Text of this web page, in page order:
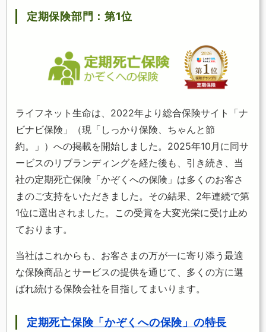
定期保険部門：第1位
ライフネット生命は、2022年より総合保険サイト「ナ
ビナビ保険」（現「しっかり保険、ちゃんと節
約。」）への掲載を開始しました。2025年10月に同サ
ービスのリブランディングを経た後も、引き続き、当
社の定期死亡保険「かぞくへの保険」は多くのお客さ
まのご支持をいただきました。その結果、2年連続で第
1位に選出されました。この受賞を大変光栄に受け止め
ております。
当社はこれからも、お客さまの万が一に寄り添う最適
な保険商品とサービスの提供を通じて、多くの方に選
ばれ続ける保険会社を目指してまいります。
定期死亡保険「かぞくへの保険」の特長